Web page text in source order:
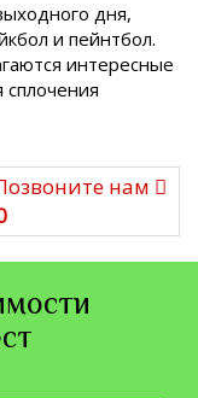
дня,
и пейнтбол.
интересные
нам